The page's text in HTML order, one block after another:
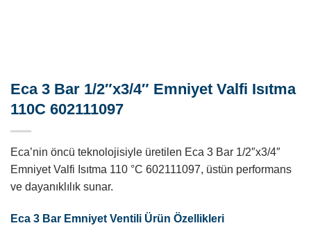
Eca 3 Bar 1/2″x3/4″ Emniyet Valfi Isıtma
110C 602111097
Eca’nin öncü teknolojisiyle üretilen Eca 3 Bar 1/2″x3/4″
Emniyet Valfi Isıtma 110 °C 602111097, üstün performans
ve dayanıklılık sunar.
Eca 3 Bar Emniyet Ventili Ürün Özellikleri